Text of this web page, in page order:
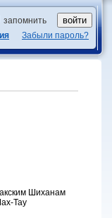
запомнить
Забыли пароль?
Шиханам
Тау